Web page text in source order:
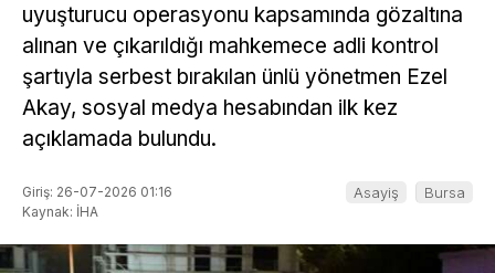
uyuşturucu operasyonu kapsamında gözaltına
alınan ve çıkarıldığı mahkemece adli kontrol
şartıyla serbest bırakılan ünlü yönetmen Ezel
Akay, sosyal medya hesabından ilk kez
açıklamada bulundu.
Giriş: 26-07-2026 01:16
Kaynak: İHA
Asayiş Bursa